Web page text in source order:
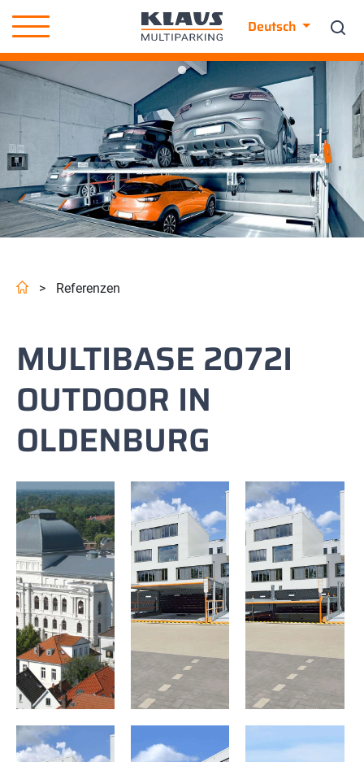
Deutsch
> Referenzen
MULTIBASE 2072I
OUTDOOR IN
OLDENBURG